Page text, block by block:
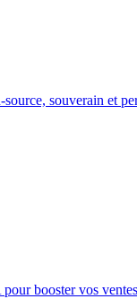
souverain et
booster vos